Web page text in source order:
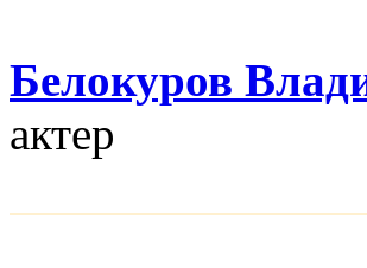
Белокуров
актер